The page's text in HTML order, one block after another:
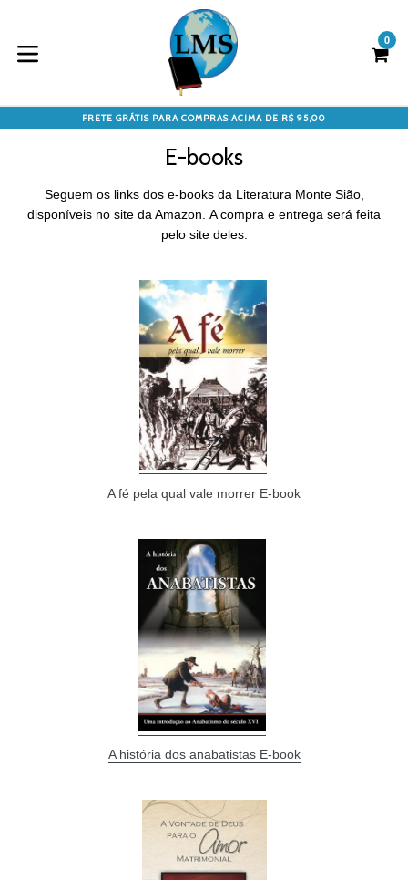
0
FRETE GRÁTIS PARA COMPRAS ACIMA DE R$ 95,00
E-books
Seguem os links dos e-books da Literatura Monte Sião,
disponíveis no site da Amazon. A compra e entrega será feita
pelo site deles.
A fé pela qual vale morrer E-book
A história dos anabatistas E-book